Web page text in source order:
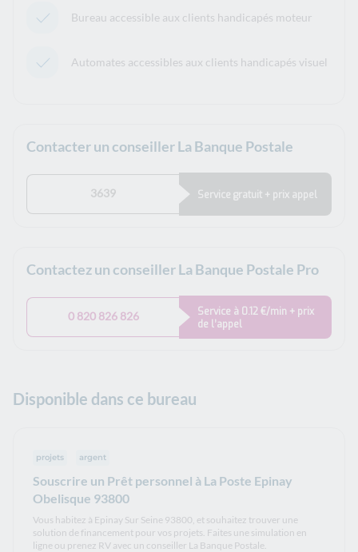
Bureau accessible aux clients handicapés moteur
Automates accessibles aux clients handicapés visuel
Contacter un conseiller La Banque Postale
3639 Service gratuit + prix appel
Contactez un conseiller La Banque Postale Pro
0 820 826 826
Service à 0.12 €/min + prix
de l’appel
Disponible dans ce bureau
Souscrire un Prêt personnel à La Poste Epinay
Obelisque 93800
projets argent
Vous habitez à Epinay Sur Seine 93800, et souhaitez trouver une
solution de financement pour vos projets. Faites une simulation en
ligne ou prenez RV avec un conseiller La Banque Postale.